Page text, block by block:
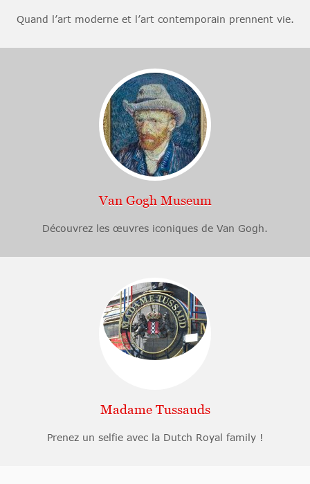
Quand l’art moderne et l’art contemporain prennent vie.
Van Gogh Museum
Découvrez les œuvres iconiques de Van Gogh.
Madame Tussauds
Prenez un selfie avec la Dutch Royal family !